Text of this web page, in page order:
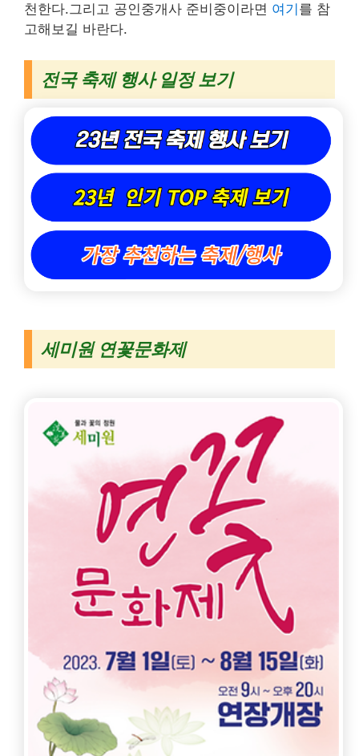
천한다.그리고 공인중개사 준비중이라면 여기 를 참
고해보길 바란다.
전국 축제 행사 일정 보기
세미원 연꽃문화제